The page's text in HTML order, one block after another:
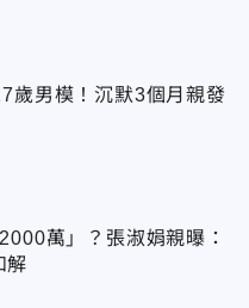
歲男模！沉默3個月親發
萬」？張淑娟親曝：
解